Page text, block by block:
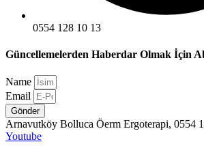
0554 128 10 13
Güncellemelerden Haberdar Olmak İçin
Name
Email
Gönder
Arnavutköy Bolluca Öerm Ergoterapi, 0554
Youtube